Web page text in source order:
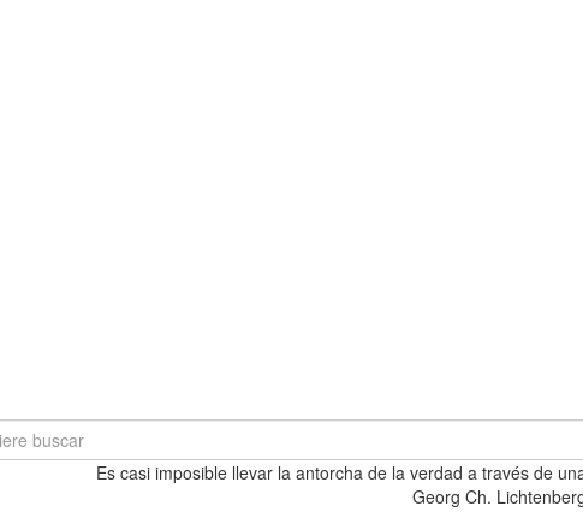
Es casi imposible llevar la antorcha de la verdad a través de
Georg Ch.